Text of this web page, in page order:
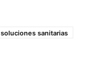
soluciones sanitarias